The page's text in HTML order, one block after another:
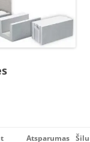
Atsparumas